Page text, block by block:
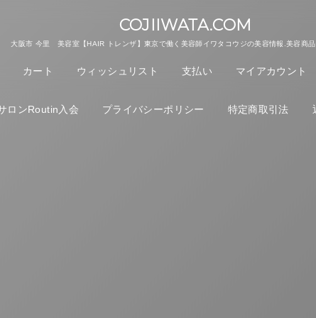
COJIIWATA.COM
大阪市 今里 美容室【HAIR トレンザ】東京で働く美容師イワタコウジの美容情報.美容商品
カート ウィッシュリスト 支払い マイアカウント
ロンRoutin入会 プライバシーポリシー 特定商取引法